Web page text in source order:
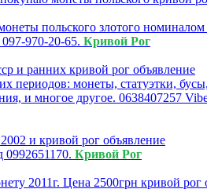
польского злотого номиналом
970-20-65. Кривой Рог
периодов: монеты, статуэтки,
и многое другое. 0638407257
0992651170. Кривой Рог